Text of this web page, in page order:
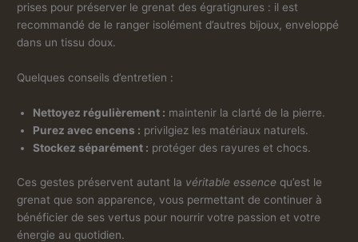
prises pour préserver le grenat des égratignures : il est
recommandé de le ranger isolément d’autres bijoux, enveloppé
dans un tissu doux.
Quelques conseils d’entretien :
Nettoyez régulièrement : maintenir la clarté de la pierre.
Purez avec encens : privilgiez les matériaux naturels.
Stockez séparément : protéger des rayures et chocs.
Ces gestes préservent autant la véritable essence qu’est le
grenat que son apparence, vous permettant de continuer à
bénéficier de ses vertus pour nourrir votre passion et votre
énergie au quotidien.